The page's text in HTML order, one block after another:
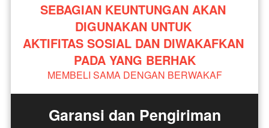
SEBAGIAN KEUNTUNGAN AKAN
DIGUNAKAN UNTUK
AKTIFITAS SOSIAL DAN DIWAKAFKAN
PADA YANG BERHAK
MEMBELI SAMA DENGAN BERWAKAF
Garansi dan Pengiriman